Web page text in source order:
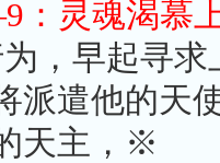
9 ：灵魂渴慕
，早起寻求
派遣他的天
天主，※